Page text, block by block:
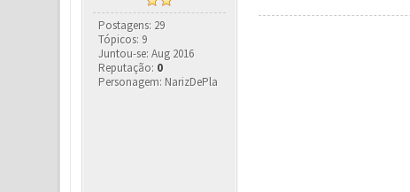
Postagens: 29
Tópicos: 9
Juntou-se: Aug 2016
Reputação: 0
Personagem: NarizDePla